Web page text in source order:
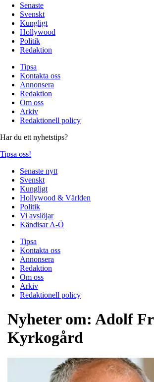
Senaste
Svenskt
Kungligt
Hollywood
Politik
Redaktion
Tipsa
Kontakta oss
Annonsera
Redaktion
Om oss
Arkiv
Redaktionell policy
Har du ett nyhetstips?
Tipsa oss!
Senaste nytt
Svenskt
Kungligt
Hollywood & Världen
Politik
Vi avslöjar
Kändisar A-Ö
Tipsa
Kontakta oss
Annonsera
Redaktion
Om oss
Arkiv
Redaktionell policy
Nyheter om: Adolf
Kyrkogård